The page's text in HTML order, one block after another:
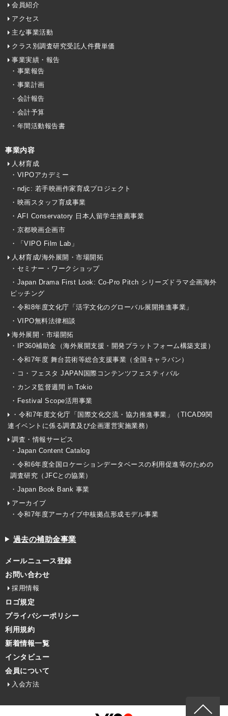
会員紹介
アクセス
主な事業活動
クラス別調査研究受託人件費単価
事業実績・報告
・事業報告
・事業計画
・会計報告
・会計予算
・年間活動報告書
事業内容
人材育成
・VIPOアカデミー
・ndjc: 若手映画作家育成プロジェクト
・映画スタッフ育成事業
・AFI Conservatory 日本人留学生推薦事業
・京都映画企画市
・「VIPO Film Lab」
人材育成/海外展開・市場開拓
・セミナー・ワークショップ
・Japan Drama First Look: Co-Pro Pitch シリーズドラマ企画海外
ピッチング
・令和8年度文化庁「活字文化のグローバル展開推進事業」
・VIPO無料法律相談
海外展開・市場開拓
・IP360補助金（海外展開支援・開発プラットフォーム構築支援）
・令和7年度 舞台芸術等総合支援事業（全国キャラバン）
・コ・フェスタ JAPAN国際コンテンツフェスティバル
・カンヌ監督週間 in Tokio
・Festival Scope活用事業
・令和7年度文化庁「国際文化交流・協力推進事業」（TICAD9関
連イベントに係る調査及び企画運営実施業務）
調査・情報サービス
・Japan Content Catalog
・令和6年度全国ロケーションデータベースの利用促進等のための
調査研究（JFCとの協業）
・Japan Book Bank 事業
アーカイブ
・令和7年度アーカイブ中核拠点形成モデル事業
過去の補助金事業
メールニュース登録
お問い合わせ
採用情報
ロゴ規定
プライバシーポリシー
利用規約
新着情報一覧
インタビュー
会員について
入会方法